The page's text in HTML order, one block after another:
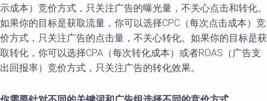
示成本）竞价方式，只关注广告的曝光量，不关心点击和转化。
如果你的目标是获取流量，你可以选择CPC（每次点击成本）竞
价方式，只关注广告的点击量，不关心转化。如果你的目标是获
取转化，你可以选择CPA（每次转化成本）或者ROAS（广告支
出回报率）竞价方式，只关注广告的转化效果。